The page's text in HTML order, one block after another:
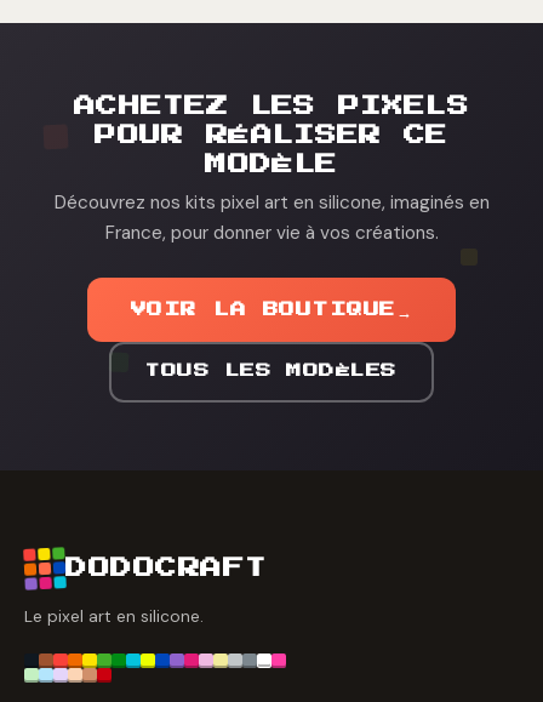
ACHETEZ LES PIXELS
POUR RÉALISER CE
MODÈLE
Découvrez nos kits pixel art en silicone, imaginés en
France, pour donner vie à vos créations.
VOIR LA BOUTIQUE →
TOUS LES MODÈLES
DODOCRAFT
Le pixel art en silicone.